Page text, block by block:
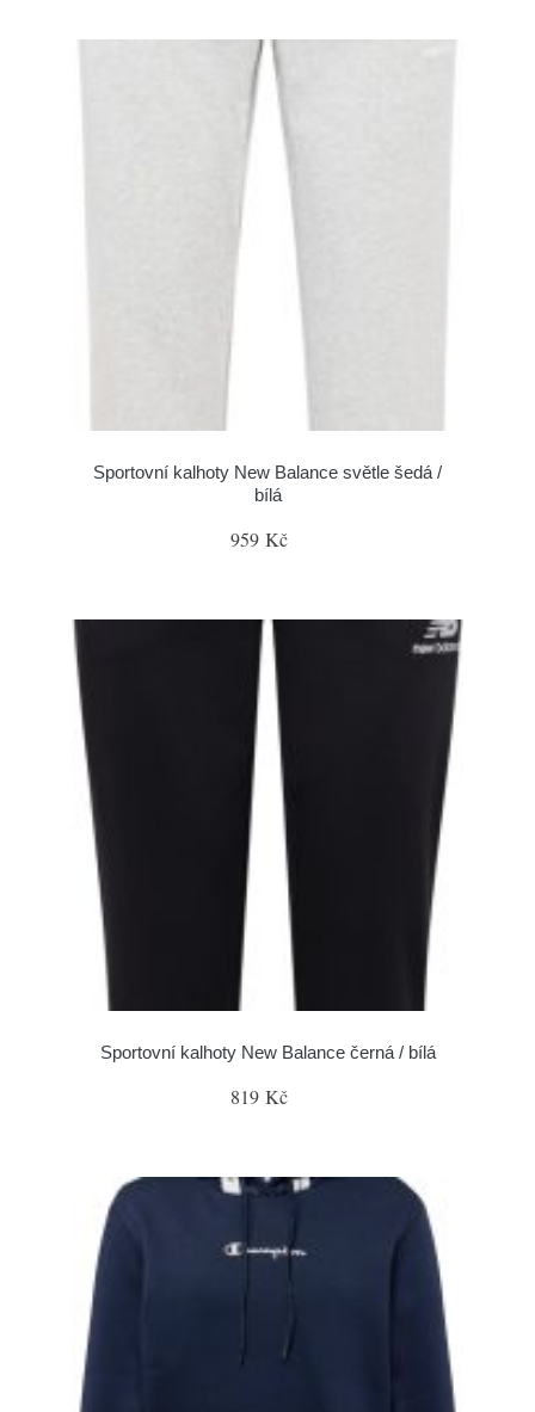
Sportovní kalhoty New Balance světle šedá /
bílá
959 Kč
Sportovní kalhoty New Balance černá / bílá
819 Kč